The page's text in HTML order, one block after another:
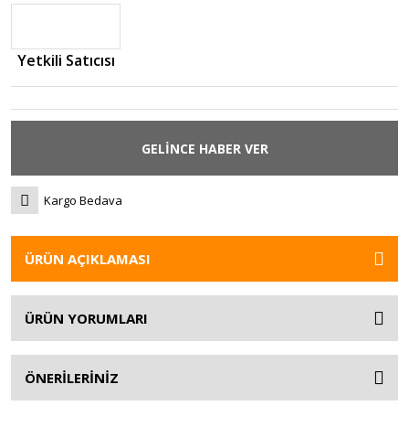
Yetkili Satıcısı
GELİNCE HABER VER
Kargo Bedava
ÜRÜN AÇIKLAMASI
ÜRÜN YORUMLARI
ÖNERİLERİNİZ